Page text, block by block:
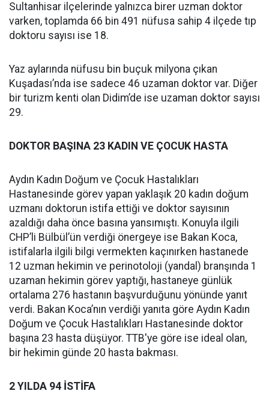
Sultanhisar ilçelerinde yalnızca birer uzman doktor
varken, toplamda 66 bin 491 nüfusa sahip 4 ilçede tıp
doktoru sayısı ise 18.
Yaz aylarında nüfusu bin buçuk milyona çıkan
Kuşadası’nda ise sadece 46 uzaman doktor var. Diğer
bir turizm kenti olan Didim’de ise uzaman doktor sayısı
29.
DOKTOR BAŞINA 23 KADIN VE ÇOCUK HASTA
Aydın Kadın Doğum ve Çocuk Hastalıkları
Hastanesinde görev yapan yaklaşık 20 kadın doğum
uzmanı doktorun istifa ettiği ve doktor sayısının
azaldığı daha önce basına yansımıştı. Konuyla ilgili
CHP’li Bülbül’ün verdiği önergeye ise Bakan Koca,
istifalarla ilgili bilgi vermekten kaçınırken hastanede
12 uzman hekimin ve perinotoloji (yandal) branşında 1
uzaman hekimin görev yaptığı, hastaneye günlük
ortalama 276 hastanın başvurduğunu yönünde yanıt
verdi. Bakan Koca’nın verdiği yanıta göre Aydın Kadın
Doğum ve Çocuk Hastalıkları Hastanesinde doktor
başına 23 hasta düşüyor. TTB'ye göre ise ideal olan,
bir hekimin günde 20 hasta bakması.
2 YILDA 94 İSTİFA